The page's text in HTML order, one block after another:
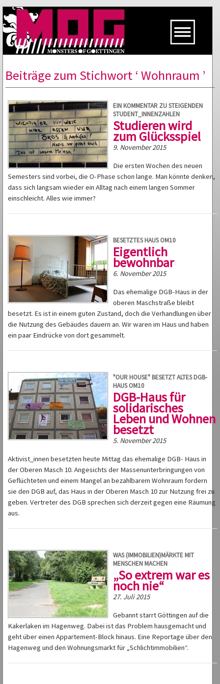
Beiträge zum Stichwort ‘ Wohnraum ’
EIN KOMMENTAR ZU STEIGENDEN
STUDENT_INNENZAHLEN
Studieren wird
zum Glücksspiel
9. November 2015
Die ersten Wochen des neuen
Semesters sind vorbei, die O-Phase schon lange. Man könnte denken,
dass sich langsam wieder ein Alltag nach einem langen Sommer
einschleicht. Alles wie immer?
BESETZTES HAUS OM10
Eigentlich
bewohnbar
6. November 2015
Das ehemalige DGB-Haus in der
oberen Maschstraße bleibt
besetzt. Es ist in einem guten Zustand, doch die Verhandlungen über
die Nutzung des Gebäudes dauern an. Wir waren im Haus und haben
ein paar Eindrücke von dort gesammelt.
"OUR HOUSE" BESETZT ALTES DGB-
HAUS OM10
DGB-Haus für
solidarisches
Leben und Wohnen
besetzt
5. November 2015
Aktivist_innen besetzten heute Mittag das ehemalige DGB- Haus in
der Oberen Masch 10. Angesichts der Massenunterbringungen von
Geflüchteten und einem Mangel an bezahlbarem Wohnraum fordern
sie den DGB auf, das Haus in der Oberen Masch 10 zur Nutzung frei zu
geben. Vertreter des DGB sprechen sich derzeit gegen eine Räumung
aus.
WAS (IMMOBILIEN)MÄRKTE MIT
MENSCHEN MACHEN
„So extrem war es
noch nie“
27. Juli 2015
Gebannt starrt Göttingen auf die
Kakerlaken im Hagenweg. Dabei ist das Problem hausgemacht und
geht über einen Appartement-Block hinaus. Eine Reportage über den
Hagenweg und den Wohnungsmarkt für „Schlichtimmobilien“.